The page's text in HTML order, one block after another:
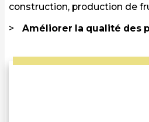
Previous
construction, production de
Améliorer la qualité des